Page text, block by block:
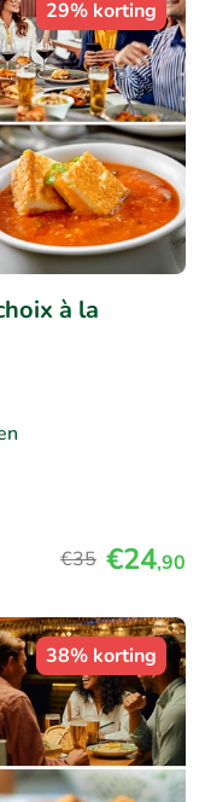
29% korting
à la
€35 €24,90
38% korting